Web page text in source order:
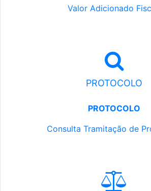
Valor Adicionado
PROTOCOLO
PROTOCOLO
Consulta Tramitação de